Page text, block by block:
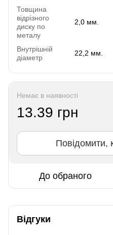
Товщина
відрізного
диску по
металу
2,0 мм.
Внутрішній
діаметр
22,2 мм.
Немає в наявності
13.39 грн
Повідомити,
До обраного
Відгуки